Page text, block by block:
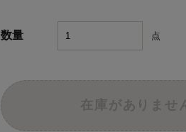
数量 点